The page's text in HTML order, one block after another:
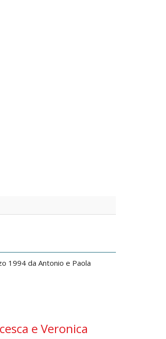
1994 da Antonio e Paola
e Veronica